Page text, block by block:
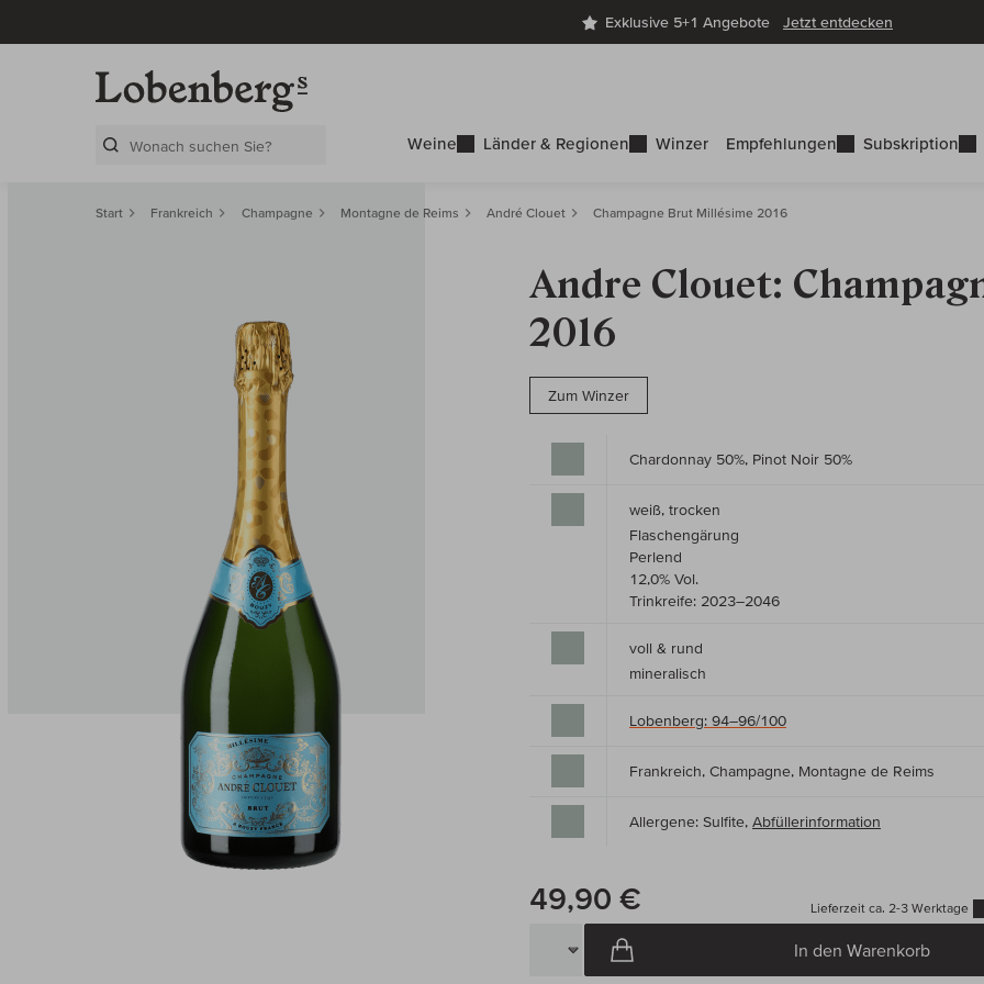
Exklusive 5+1 Angebote Jetzt entdecken
Weine Länder & Regionen Winzer Empfehlungen Subskription
Start Frankreich Champagne Montagne de Reims André Clouet Champagne Brut Millésime 2016
Andre Clouet:
2016
Zum Winzer
Chardonnay 50%, Pinot Noir 50%
weiß, trocken
Flaschengärung
Perlend
12,0% Vol.
Trinkreife: 2023–2046
voll & rund
mineralisch
Lobenberg: 94–96/100
Frankreich, Champagne, Montagne de Reims
Allergene: Sulfite, Abfüllerinformation
49,90 € Lieferzeit ca. 2-3 Werktage
In den Warenkorb